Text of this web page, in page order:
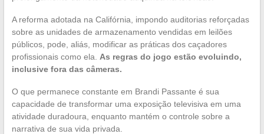
A reforma adotada na Califórnia, impondo auditorias reforçadas
sobre as unidades de armazenamento vendidas em leilões
públicos, pode, aliás, modificar as práticas dos caçadores
profissionais como ela. As regras do jogo estão evoluindo,
inclusive fora das câmeras.
O que permanece constante em Brandi Passante é sua
capacidade de transformar uma exposição televisiva em uma
atividade duradoura, enquanto mantém o controle sobre a
narrativa de sua vida privada.